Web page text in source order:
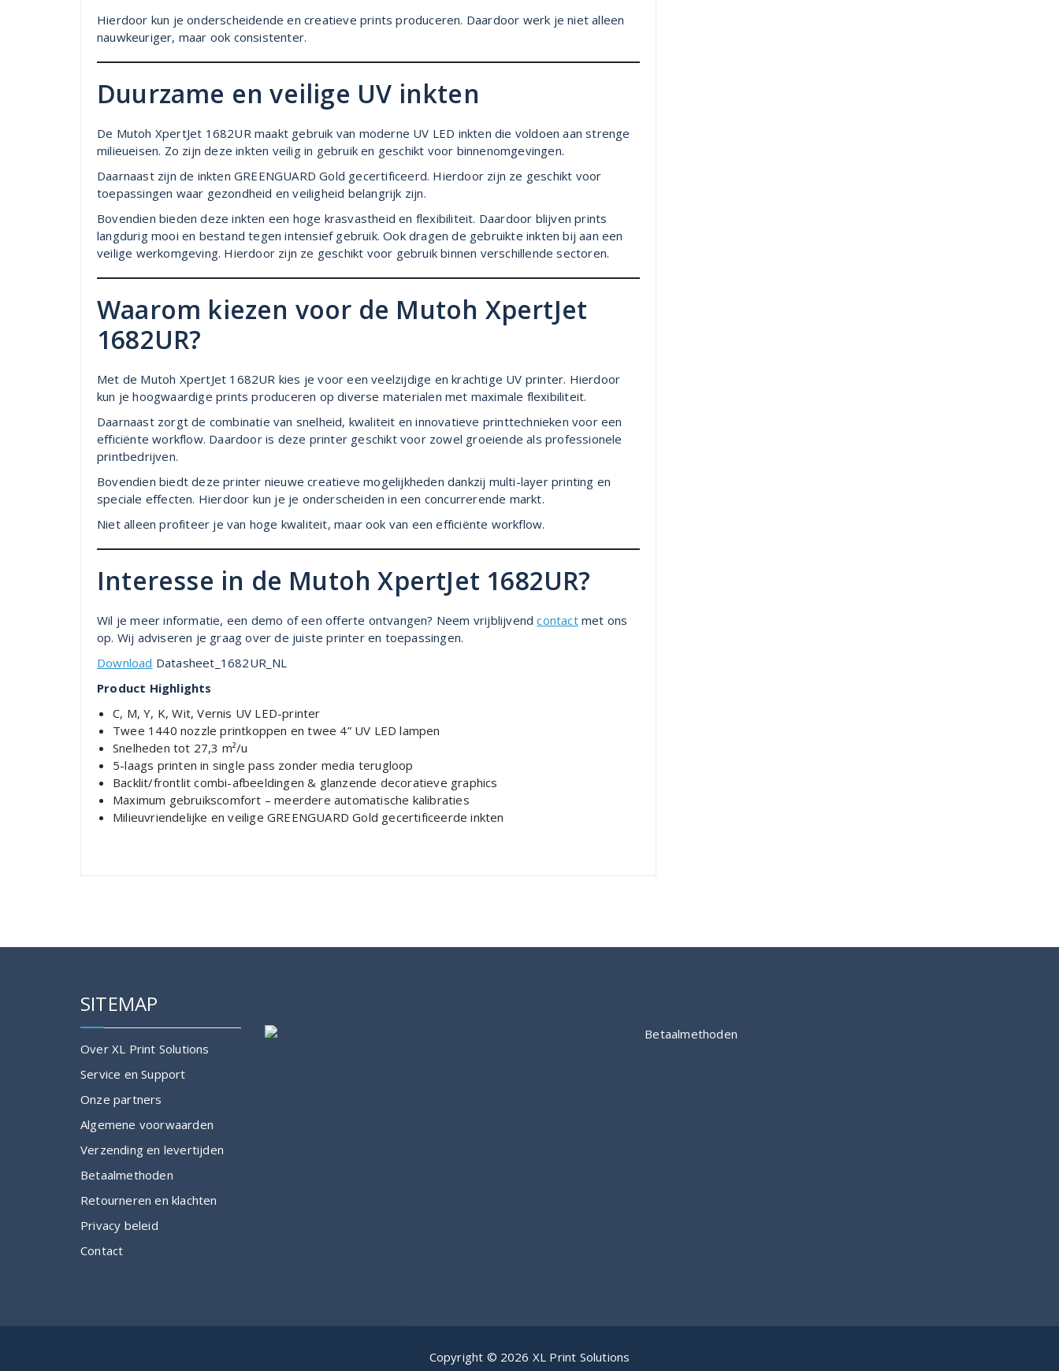
Hierdoor kun je onderscheidende en creatieve prints produceren. Daardoor werk je niet alleen
nauwkeuriger, maar ook consistenter.
Duurzame en veilige UV inkten
De Mutoh XpertJet 1682UR maakt gebruik van moderne UV LED inkten die voldoen aan strenge
milieueisen. Zo zijn deze inkten veilig in gebruik en geschikt voor binnenomgevingen.
Daarnaast zijn de inkten GREENGUARD Gold gecertificeerd. Hierdoor zijn ze geschikt voor
toepassingen waar gezondheid en veiligheid belangrijk zijn.
Bovendien bieden deze inkten een hoge krasvastheid en flexibiliteit. Daardoor blijven prints
langdurig mooi en bestand tegen intensief gebruik. Ook dragen de gebruikte inkten bij aan een
veilige werkomgeving. Hierdoor zijn ze geschikt voor gebruik binnen verschillende sectoren.
Waarom kiezen voor de Mutoh XpertJet
1682UR?
Met de Mutoh XpertJet 1682UR kies je voor een veelzijdige en krachtige UV printer. Hierdoor
kun je hoogwaardige prints produceren op diverse materialen met maximale flexibiliteit.
Daarnaast zorgt de combinatie van snelheid, kwaliteit en innovatieve printtechnieken voor een
efficiënte workflow. Daardoor is deze printer geschikt voor zowel groeiende als professionele
printbedrijven.
Bovendien biedt deze printer nieuwe creatieve mogelijkheden dankzij multi-layer printing en
speciale effecten. Hierdoor kun je je onderscheiden in een concurrerende markt.
Niet alleen profiteer je van hoge kwaliteit, maar ook van een efficiënte workflow.
Interesse in de Mutoh XpertJet 1682UR?
Wil je meer informatie, een demo of een offerte ontvangen? Neem vrijblijvendcontactmet ons
op. Wij adviseren je graag over de juiste printer en toepassingen.
Download Datasheet_1682UR_NL
Product Highlights
C, M, Y, K, Wit, Vernis UV LED-printer
Twee 1440 nozzle printkoppen en twee 4” UV LED lampen
Snelheden tot 27,3 m²/u
5-laags printen in single pass zonder media terugloop
Backlit/frontlit combi-afbeeldingen & glanzende decoratieve graphics
Maximum gebruikscomfort – meerdere automatische kalibraties
Milieuvriendelijke en veilige GREENGUARD Gold gecertificeerde inkten
SITEMAP
Over XL Print Solutions
Service en Support
Onze partners
Algemene voorwaarden
Verzending en levertijden
Betaalmethoden
Retourneren en klachten
Privacy beleid
Contact
Copyright © 2026 XL Print Solutions